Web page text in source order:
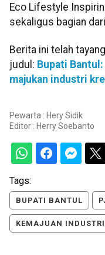
Eco Lifestyle
sekaligus bagian
Berita ini telah
judul: Bupati
majukan industri
Pewarta : Hery Sidik
Editor : Herry Soebanto
Tags:
BUPATI BANTUL
KEMAJUAN